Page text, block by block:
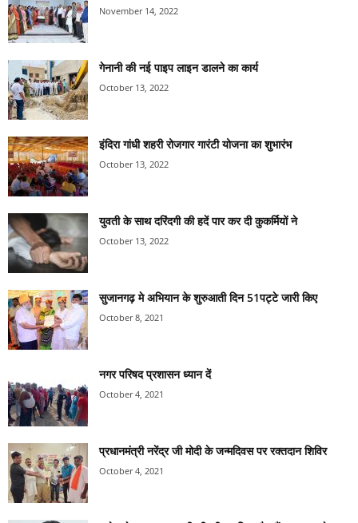
November 14, 2022
गेनानी की नई पाइप लाइन डालने का कार्य
October 13, 2022
इंदिरा गांधी शहरी रोजगार गारंटी योजना का शुभारंभ
October 13, 2022
युवती के साथ दरिंदगी की हदें पार कर दी कुकर्मियों ने
October 13, 2022
सुजानगढ़ मे अभियान के शुरुआती दिन 51पट्टे जारी किए
October 8, 2021
नगर परिषद प्रशासन ध्यान दें
October 4, 2021
प्रधानमंत्री नरेंद्र जी मोदी के जन्मदिवस पर रक्तदान शिविर
October 4, 2021